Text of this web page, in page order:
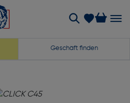
Geschäft finden